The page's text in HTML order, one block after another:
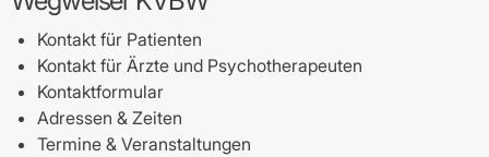
Kontakt für Patienten
Kontakt für Ärzte und Psychotherapeuten
Kontaktformular
Adressen & Zeiten
Termine & Veranstaltungen